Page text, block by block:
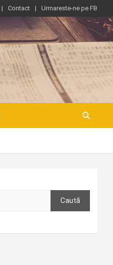
Contact Urmareste-ne pe FB
Caută